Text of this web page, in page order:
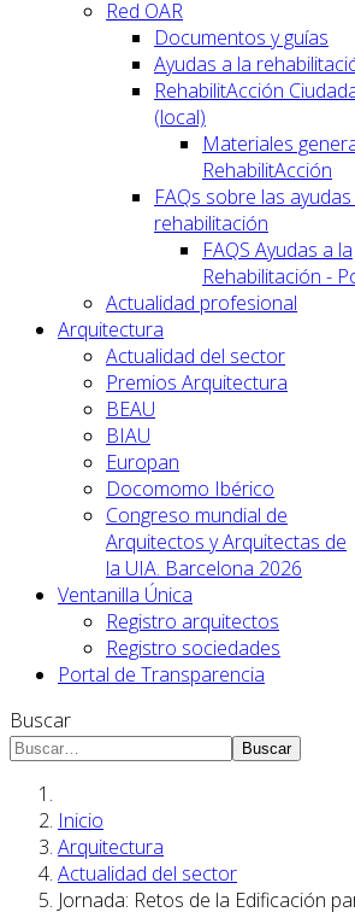
Red OAR
Documentos y guías
Ayudas a la
RehabilitAcción
(local)
Materiales
RehabilitAcción
FAQs sobre las ayudas
rehabilitación
FAQS Ayudas a la
Rehabilitación -
Actualidad profesional
Arquitectura
Actualidad del sector
Premios Arquitectura
BEAU
BIAU
Europan
Docomomo Ibérico
Congreso mundial de
Arquitectos y Arquitectas de
la UIA. Barcelona 2026
Ventanilla Única
Registro arquitectos
Registro sociedades
Portal de Transparencia
Buscar
Buscar
Inicio
Arquitectura
Actualidad del sector
Jornada: Retos de la Edificación